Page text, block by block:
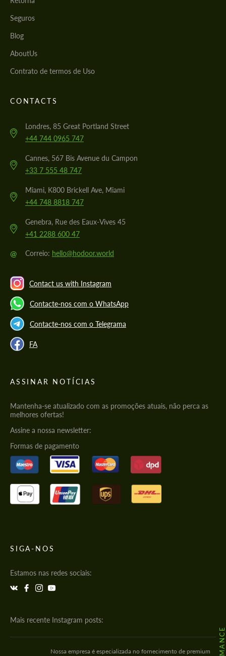
Seguros
Blog
AboutUs
Contrato de termos de Uso
CONTACTS
Londres, 85 Great Portland Street
+44 744 0965 747
Cannes, 567 Bis Avenue du Campon
+33 7 555 48 747
Miami, K800 Brickell Ave, Miami
+44 748 8818 747
Genebra, Rue des Eaux-Vives 45
+41 2288 600 47
@ Correio: hello@hodoor.world
Contact us with Instagram
Contacte-nos com o WhatsApp
Contacte-nos com o Telegrama
FA
ASSINAR NOTÍCIAS
Mantenha-se atualizado com as promoções atuais, não perca as
melhores ofertas!
Assine a nossa newsletter:
Formas de pagamento
SIGA-NOS
Estamos nas redes sociais:
Mais recente Instagram posts:
Nossa empresa é especializada no fornecimento de premium